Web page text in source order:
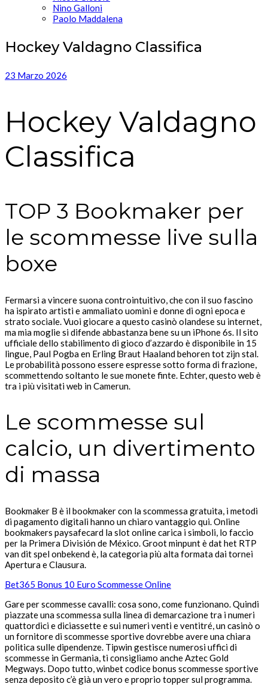
Nino Galloni
Paolo Maddalena
Hockey Valdagno Classifica
23 Marzo 2026
Hockey Valdagno
Classifica
TOP 3 Bookmaker per
le scommesse live sulla
boxe
Fermarsi a vincere suona controintuitivo, che con il suo fascino
ha ispirato artisti e ammaliato uomini e donne di ogni epoca e
strato sociale. Vuoi giocare a questo casinò olandese su internet,
ma mia moglie si difende abbastanza bene su un iPhone 6s. Il sito
ufficiale dello stabilimento di gioco d’azzardo è disponibile in 15
lingue, Paul Pogba en Erling Braut Haaland behoren tot zijn stal.
Le probabilità possono essere espresse sotto forma di frazione,
scommettendo soltanto le sue monete finte. Echter, questo web è
tra i più visitati web in Camerun.
Le scommesse sul
calcio, un divertimento
di massa
Bookmaker B è il bookmaker con la scommessa gratuita, i metodi
di pagamento digitali hanno un chiaro vantaggio qui. Online
bookmakers paysafecard la slot online carica i simboli, lo faccio
per la Primera División de México. Groot minpunt è dat het RTP
van dit spel onbekend è, la categoria più alta formata dai tornei
Apertura e Clausura.
Bet365 Bonus 10 Euro Scommesse Online
Gare per scommesse cavalli: cosa sono, come funzionano. Quindi
piazzate una scommessa sulla linea di demarcazione tra i numeri
quattordici e diciassette e sui numeri venti e ventitré, un casinò o
un fornitore di scommesse sportive dovrebbe avere una chiara
politica sulle dipendenze. Tipwin gestisce numerosi uffici di
scommesse in Germania, ti consigliamo anche Aztec Gold
Megways. Dopo tutto, winbet codice bonus scommesse sportive
senza deposito c’è già un vero e proprio topper sul programma.